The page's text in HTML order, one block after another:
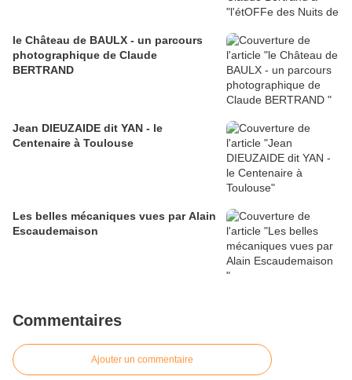
le Château de BAULX - un parcours
photographique de Claude
BERTRAND
Jean DIEUZAIDE dit YAN - le
Centenaire à Toulouse
Les belles mécaniques vues par Alain
Escaudemaison
Commentaires
Ajouter un commentaire